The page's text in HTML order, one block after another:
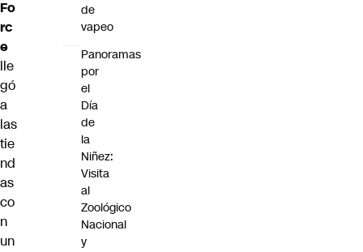
Fo
rc
e
lle
gó
a
las
tie
nd
as
co
n
un
de
vapeo
Panoramas
por
el
Día
de
la
Niñez:
Visita
al
Zoológico
Nacional
y